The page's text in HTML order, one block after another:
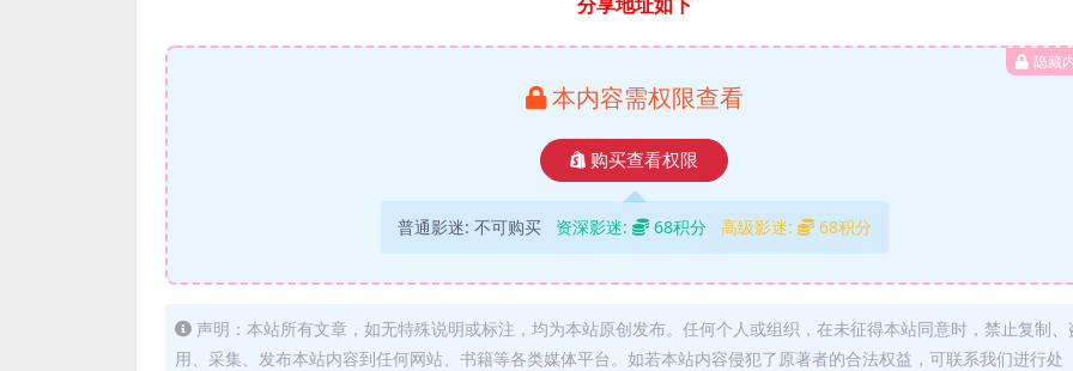
隐藏
本内容需权限查看
购买查看权限
普通影迷: 不可购买 资深影迷: 68积分 高级影迷: 68积分
声明：本站所有文章，如无特殊说明或标注，均为本站原创发布。任何个人或组织，在未征得本站同意时，禁止复制、
用、采集、发布本站内容到任何网站、书籍等各类媒体平台。如若本站内容侵犯了原著者的合法权益，可联系我们进行处